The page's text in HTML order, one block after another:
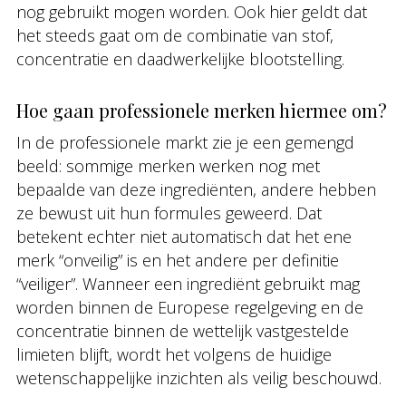
nog gebruikt mogen worden. Ook hier geldt dat
het steeds gaat om de combinatie van stof,
concentratie en daadwerkelijke blootstelling.
Hoe gaan professionele merken hiermee om?
In de professionele markt zie je een gemengd
beeld: sommige merken werken nog met
bepaalde van deze ingrediënten, andere hebben
ze bewust uit hun formules geweerd. Dat
betekent echter niet automatisch dat het ene
merk “onveilig” is en het andere per definitie
“veiliger”. Wanneer een ingrediënt gebruikt mag
worden binnen de Europese regelgeving en de
concentratie binnen de wettelijk vastgestelde
limieten blijft, wordt het volgens de huidige
wetenschappelijke inzichten als veilig beschouwd.